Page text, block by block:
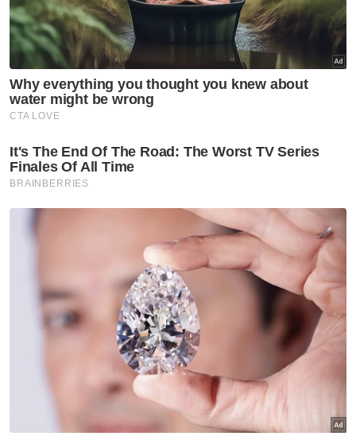
Tragedi
Insiden timpa Faisal Halim
dapat perhatian Tengku Muda
Pahang
Tragedi
'Anak saya masih di kawasan
tempat dia jatuh'
Tragedi
Peneroka maut dihempap
jengkaut